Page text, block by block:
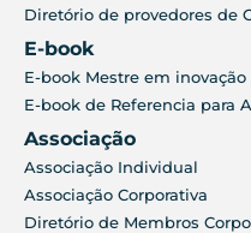
Diretório de provedores de
E-book
E-book Mestre em
E-book de Referencia para
Associação
Associação Individual
Associação Corporativa
Diretório de Membros